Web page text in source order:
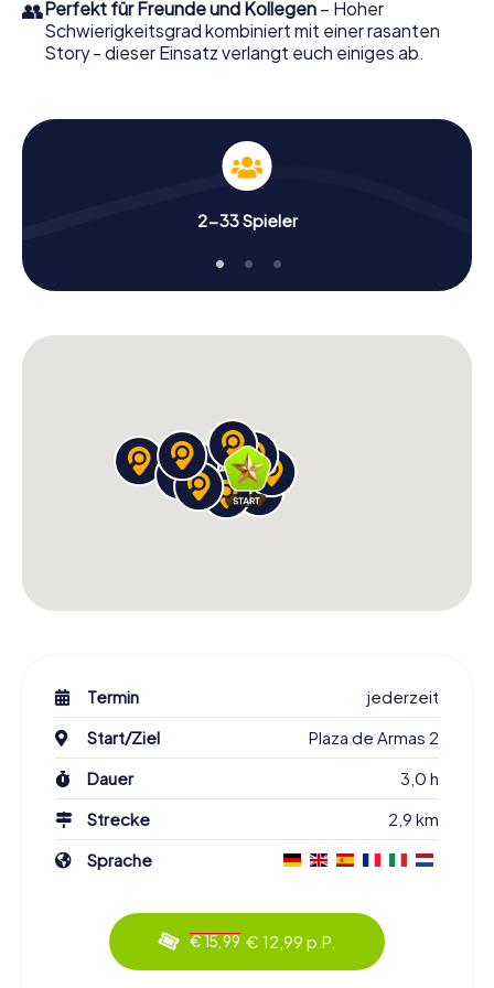
👥Perfekt für Freunde und Kollegen – Hoher
Schwierigkeitsgrad kombiniert mit einer rasanten
Story - dieser Einsatz verlangt euch einiges ab.
2-33 Spieler
Termin
jederzeit
Start/Ziel
Plaza de Armas 2
Dauer
3,0 h
Strecke
2,9 km
Sprache
€ 15,99 € 12,99 p.P.